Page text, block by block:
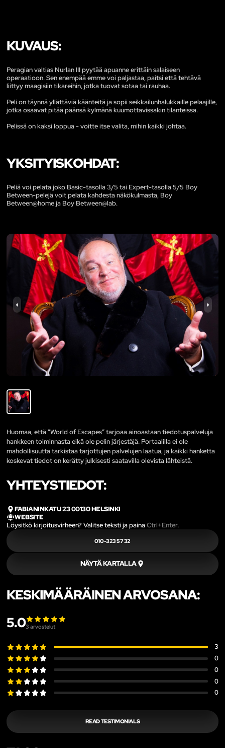
KUVAUS:
Peragian valtias Nurlan III pyytää apuanne erittäin salaiseen
operaatioon. Sen enempää emme voi paljastaa, paitsi että tehtävä
liittyy maagisiin tikareihin, jotka tuovat sotaa tai rauhaa.
Peli on täynnä yllättäviä käänteitä ja sopii seikkailunhalukkaille pelaajille,
jotka osaavat pitää päänsä kylmänä kuumottavissakin tilanteissa.
Pelissä on kaksi loppua - voitte itse valita, mihin kaikki johtaa.
YKSITYISKOHDAT:
Peliä voi pelata joko Basic-tasolla 3/5 tai Expert-tasolla 5/5 Boy
Between-pelejä voit pelata kahdesta näkökulmasta, Boy
Between@home ja Boy Between@lab.
Huomaa, että ”World of Escapes” tarjoaa ainoastaan tiedotuspalveluja
hankkeen toiminnasta eikä ole pelin järjestäjä. Portaalilla ei ole
mahdollisuutta tarkistaa tarjottujen palvelujen laatua, ja kaikki hanketta
koskevat tiedot on kerätty julkisesti saatavilla olevista lähteistä.
YHTEYSTIEDOT:
FABIANINKATU 23 00130 HELSINKI
WEBSITE
Löysitkö kirjoitusvirheen? Valitse teksti ja painaCtrl+Enter.
010-323 57 32
NÄYTÄ KARTALLA
KESKIMÄÄRÄINEN ARVOSANA:
5.03 arvostelut
3
0
0
0
0
READ TESTIMONIALS